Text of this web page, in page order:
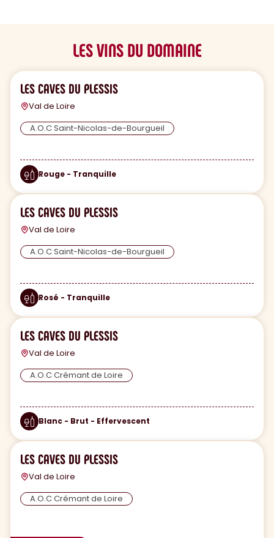
LES VINS DU DOMAINE
LES CAVES DU PLESSIS
Val de Loire
A.O.C Saint-Nicolas-de-Bourgueil
Rouge - Tranquille
LES CAVES DU PLESSIS
Val de Loire
A.O.C Saint-Nicolas-de-Bourgueil
Rosé - Tranquille
LES CAVES DU PLESSIS
Val de Loire
A.O.C Crémant de Loire
Blanc - Brut - Effervescent
LES CAVES DU PLESSIS
Val de Loire
A.O.C Crémant de Loire